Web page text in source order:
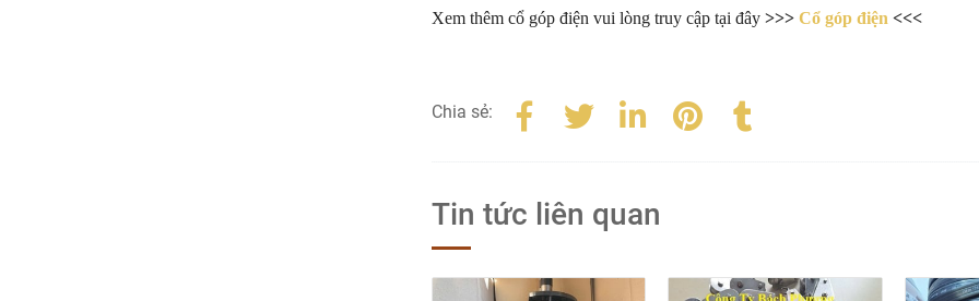
Xem thêm cổ góp điện vui lòng truy cập tại đây >>> Cổ góp điện <<<
Chia sẻ:
Tin tức liên quan